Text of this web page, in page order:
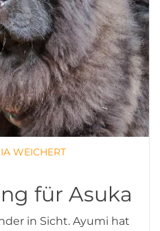
WEICHERT
für Asuka
in Sicht. Ayumi hat